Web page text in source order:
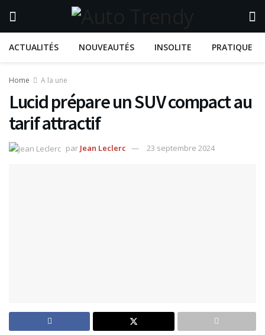
ACTUALITÉS NOUVEAUTÉS INSOLITE PRATIQUE
Home A la une
Lucid prépare un SUV compact au
tarif attractif
par Jean Leclerc 23 septembre 2024